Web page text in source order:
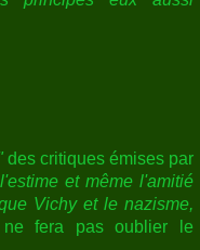
des critiques émises par
et même l'amitié
Vichy et le nazisme,
fera pas oublier le